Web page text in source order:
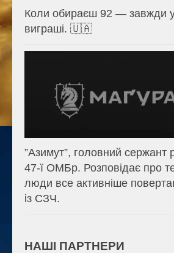
Коли обираєш 92 — завжди
виграші. 🇺🇦
⁨”Азимут”, головний сержант
47-ї ОМБр. Розповідає про
люди все активніше
із СЗЧ.
НАШІ ПАРТНЕРИ